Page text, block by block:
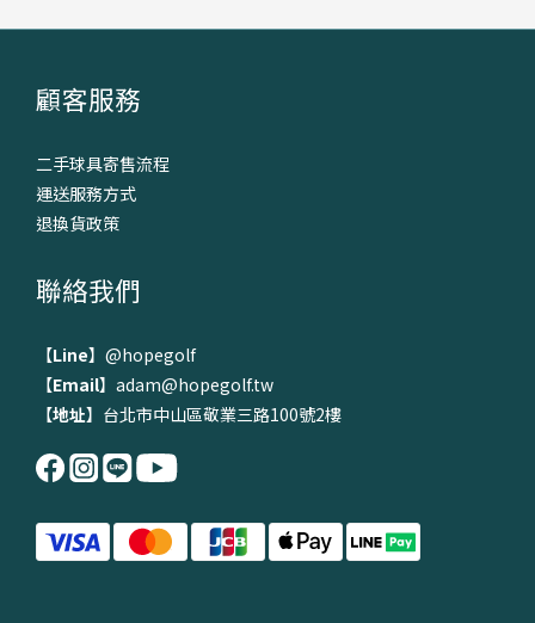
顧客服務
二手球具寄售流程
運送服務方式
退換貨政策
聯絡我們
【Line】 @hopegolf
【Email】adam@hopegolf.tw
【地址】台北市中山區敬業三路100號2樓